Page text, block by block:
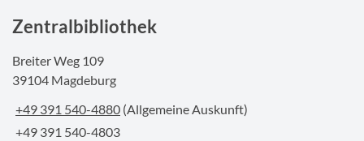
Zentralbibliothek
Breiter Weg 109
39104 Magdeburg
+49 391 540-4880 (Allgemeine Auskunft)
+49 391 540-4803